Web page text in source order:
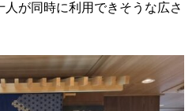
が同時に利用できそうな広さ